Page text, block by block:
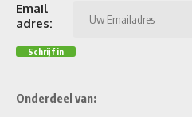
Email
adres:
Onderdeel van: